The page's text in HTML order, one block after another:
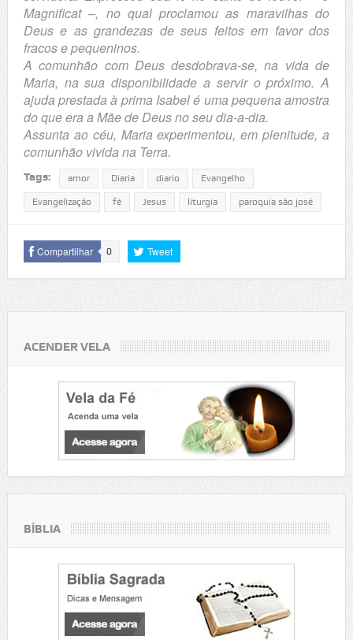
Magnificat –, no qual proclamou as maravilhas do
Deus e as grandezas de seus feitos em favor dos
fracos e pequeninos.
A comunhão com Deus desdobrava-se, na vida de
Maria, na sua disponibilidade a servir o próximo. A
ajuda prestada à prima Isabel é uma pequena amostra
do que era a Mãe de Deus no seu dia-a-dia.
Assunta ao céu, Maria experimentou, em plenitude, a
comunhão vivida na Terra.
Tags: amor Diaria diario Evangelho
Evangelização fé Jesus liturgia paroquia são josé
Compartilhar 0 Tweet
ACENDER VELA
BÍBLIA